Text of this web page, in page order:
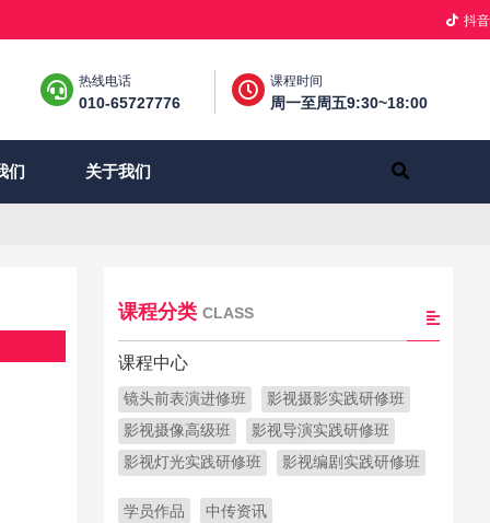
抖音
热线电话
010-65727776
课程时间
周一至周五9:30~18:00
们 关于我们
课程分类 CLASS
课程中心
镜头前表演进修班
影视摄影实践研修班
影视摄像高级班
影视导演实践研修班
影视灯光实践研修班
影视编剧实践研修班
学员作品 中传资讯